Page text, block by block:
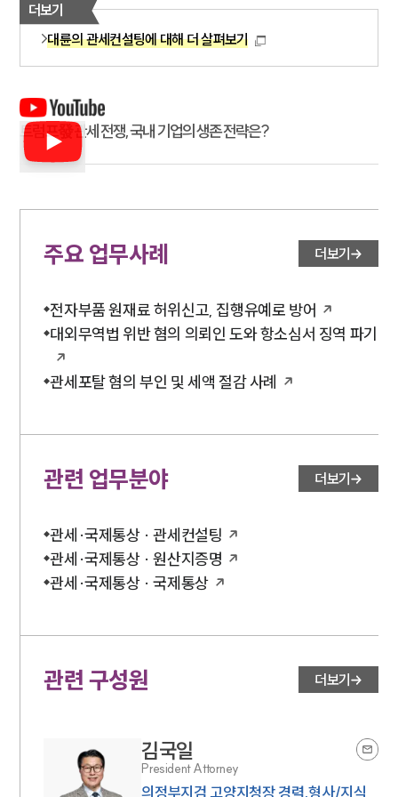
더보기
대륜의 관세컨설팅에 대해 더 살펴보기
트럼프發 관세 전쟁, 국내 기업의 생존 전략은?
주요 업무사례 더보기
전자부품 원재료 허위신고, 집행유예로 방어
대외무역법 위반 혐의 의뢰인 도와 항소심서 징역 파기
관세포탈 혐의 부인 및 세액 절감 사례
관련 업무분야 더보기
관세·국제통상 · 관세컨설팅
관세·국제통상 · 원산지증명
관세·국제통상 · 국제통상
관련 구성원 더보기
김국일
President Attorney
의정부지검 고양지청장 경력,형사/지식